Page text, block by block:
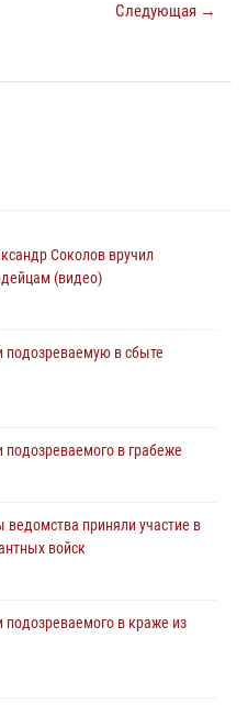
Следующая →
Соколов вручил
(видео)
подозреваемую в сбыте
в грабеже
приняли участие в
войск
в краже из